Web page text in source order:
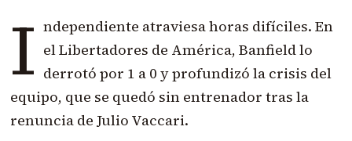
I ndependiente atraviesa horas difíciles. En
el Libertadores de América, Banfield lo
derrotó por 1 a 0 y profundizó la crisis del
equipo, que se quedó sin entrenador tras la
renuncia de Julio Vaccari.